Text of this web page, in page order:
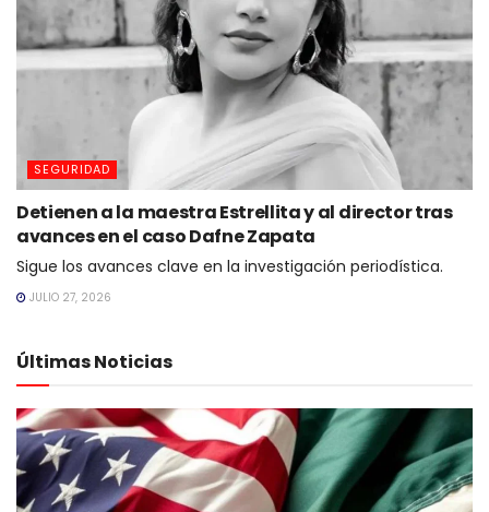
SEGURIDAD
Detienen a la maestra Estrellita y al director tras
avances en el caso Dafne Zapata
Sigue los avances clave en la investigación periodística.
JULIO 27, 2026
Últimas Noticias